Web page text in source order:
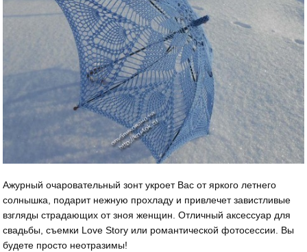
Ажурный очаровательный зонт укроет Вас от яркого летнего
солнышка, подарит нежную прохладу и привлечет завистливые
взгляды страдающих от зноя женщин. Отличный аксессуар для
свадьбы, съемки Love Story или романтической фотосессии. Вы
будете просто неотразимы!